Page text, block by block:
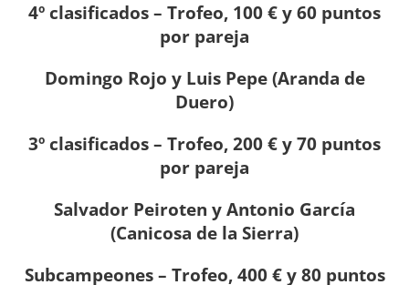
4º clasificados – Trofeo, 100 € y 60 puntos
por pareja
Domingo Rojo y Luis Pepe (Aranda de
Duero)
3º clasificados – Trofeo, 200 € y 70 puntos
por pareja
Salvador Peiroten y Antonio García
(Canicosa de la Sierra)
Subcampeones – Trofeo, 400 € y 80 puntos